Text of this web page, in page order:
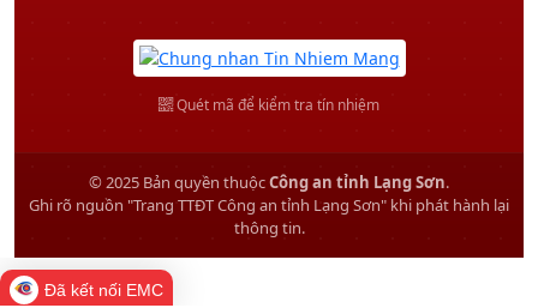
Quét mã để kiểm tra tín nhiệm
© 2025 Bản quyền thuộcCông an tỉnh Lạng Sơn.
Ghi rõ nguồn "Trang TTĐT Công an tỉnh Lạng Sơn" khi phát hành lại
thông tin.
Đã kết nối EMC